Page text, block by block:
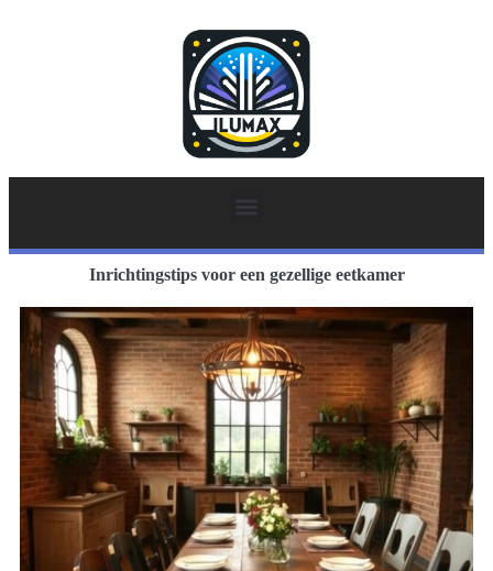
Inrichtingstips voor een gezellige eetkamer